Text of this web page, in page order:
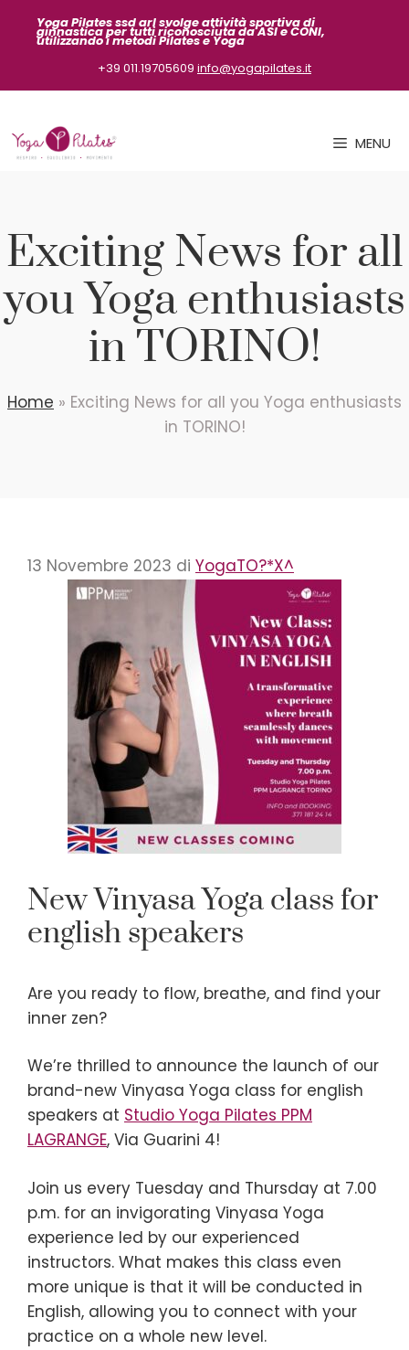
Yoga Pilates ssd arl svolge attività sportivadi
ginnastica per tutti riconosciuta da ASIe CONI,
utilizzando i metodi Pilates e Yoga
+39 011.19705609 info@yogapilates.it
MENU
Exciting News for all
you Yoga enthusiasts
in TORINO!
Home » Exciting News for all you Yoga enthusiasts
in TORINO!
13 Novembre 2023 di YogaTO?*X^
New Vinyasa Yoga class for
english speakers
Are you ready to flow, breathe, and find your
inner zen?
We’re thrilled to announce the launch of our
brand-new Vinyasa Yoga class for english
speakers at Studio Yoga Pilates PPM
LAGRANGE, Via Guarini 4!
Join us every Tuesday and Thursday at 7.00
p.m. for an invigorating Vinyasa Yoga
experience led by our experienced
instructors. What makes this class even
more unique is that it will be conducted in
English, allowing you to connect with your
practice on a whole new level.